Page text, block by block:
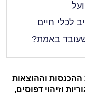
לכלי חיים
באמת?
וההוצאות
וזיהוי דפוסים,